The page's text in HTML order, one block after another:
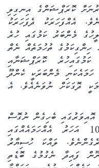
ކޮރަޕްޝަންގެ އިނގިލި
އެއްފަހަރަކު ދެފަހަރަކު
މެންބަރު ކަމުގައި ހުރެ
ތުހުމަތެއް ނެތް
ކޮރަޕްޝަނާއި
މެންބަރަކީ ކެންދޫ
ދޮގަކަށް ނުވަނެއެވެ. އެ
ބެހިގެން ނުގޮސް
ނަޒާހަތްތެރިކަން ދިފާއު ކުރުމުގައި 10 އަހަރު އެއްހަމައެއްގައި
ލައްކަ ހުސިޔާރު
ފައިދާ ނެގުމުގެ ބޮޑެތި